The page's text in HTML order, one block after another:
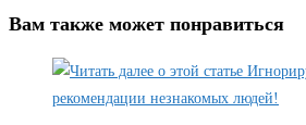
Вам также может понравиться